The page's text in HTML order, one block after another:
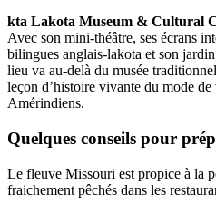
kta Lakota Museum & Cultural
Avec son mini-théâtre, ses écrans
bilingues anglais-lakota et son
lieu va au-delà du musée
leçon d’histoire vivante du mode de
Amérindiens.
Quelques conseils pour
Le fleuve Missouri est propice à la
fraichement pêchés dans les